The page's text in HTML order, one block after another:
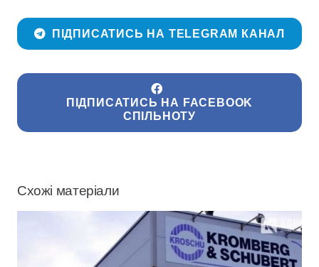
ПІДПИСАТИСЬ НА TELEGRAM КАНАЛ
ПІДПИСАТИСЬ НА FACEBOOK
СПІЛЬНОТУ
Схожі матеріали